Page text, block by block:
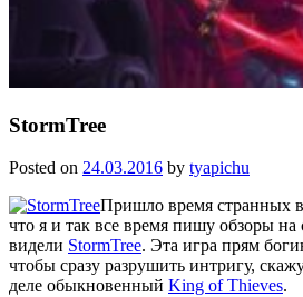
StormTree
Posted on 24.03.2016 by tyapichu
Пришло время странных
что я и так все время пишу обзоры
видели StormTree. Эта игра прям
чтобы сразу разрушить интригу,
деле обыкновенный King of Thieves.